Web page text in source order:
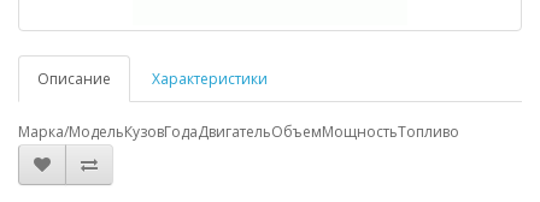
Описание Характеристики
Марка/МодельКузовГодаДвигательОбъемМощностьТопливо